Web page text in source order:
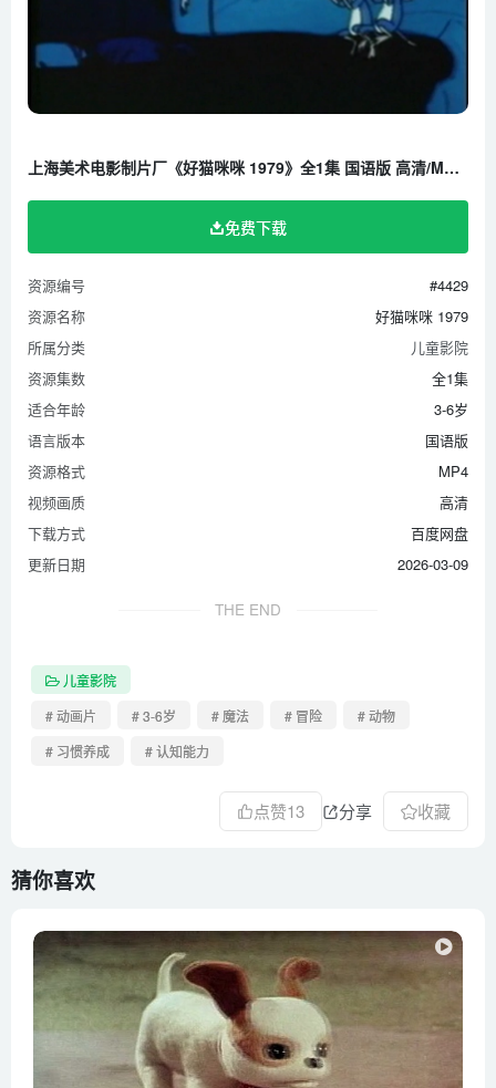
上海美术电影制片厂《好猫咪咪 1979》全1集 国语版 高清/MP4/698M 百度云网盘下载
免费下载
资源编号
#4429
资源名称
好猫咪咪 1979
所属分类
儿童影院
资源集数
全1集
适合年龄
3-6岁
语言版本
国语版
资源格式
MP4
视频画质
高清
下载方式
百度网盘
更新日期
2026-03-09
THE END
儿童影院
# 动画片
# 3-6岁 # 魔法 # 冒险
# 动物
# 习惯养成
# 认知能力
点赞13 分享 收藏
猜你喜欢